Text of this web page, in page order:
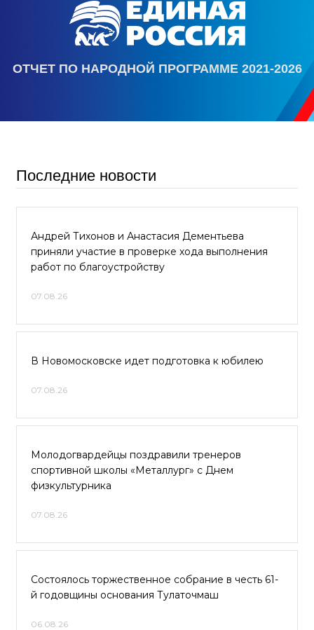
ОТЧЕТ ПО НАРОДНОЙ ПРОГРАММЕ 2021-2026
Последние новости
Андрей Тихонов и Анастасия Дементьева
приняли участие в проверке хода выполнения
работ по благоустройству
07.08.26
В Новомосковске идет подготовка к юбилею
07.08.26
Молодогвардейцы поздравили тренеров
спортивной школы «Металлург» с Днем
физкультурника
07.08.26
Состоялось торжественное собрание в честь 61-
й годовщины основания Тулаточмаш
06.08.26